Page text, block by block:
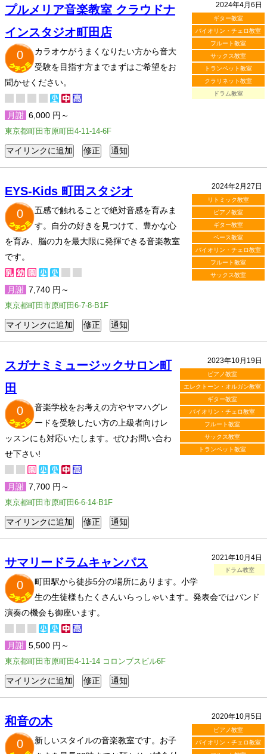
2024年4月6日
ギター教室
バイオリン・チェロ教室
フルート教室
サックス教室
トランペット教室
クラリネット教室
ドラム教室
プルメリア音楽教室 クラウドナ
インスタジオ町田店
0
カラオケがうまくなりたい方から音大
受験を目指す方までまずはご希望をお
聞かせください。
月謝 6,000 円～
東京都町田市原町田4-11-14-6F
2024年2月27日
リトミック教室
ピアノ教室
ギター教室
ベース教室
バイオリン・チェロ教室
フルート教室
サックス教室
EYS-Kids 町田スタジオ
0
五感で触れることで絶対音感を育みま
す。自分の好きを見つけて、豊かな心
を育み、脳の力を最大限に発揮できる音楽教室
です。
月謝 7,740 円～
東京都町田市原町田6-7-8-B1F
2023年10月19日
ピアノ教室
エレクトーン・オルガン教室
ギター教室
バイオリン・チェロ教室
フルート教室
サックス教室
トランペット教室
スガナミミュージックサロン町
田
0
音楽学校をお考えの方やヤマハグレ
ードを受験したい方の上級者向けレ
ッスンにも対応いたします。ぜひお問い合わ
せ下さい!
月謝 7,700 円～
東京都町田市原町田6-6-14-B1F
2021年10月4日
ドラム教室
サマリードラムキャンパス
0
町田駅から徒歩5分の場所にあります。小学
生の生徒様もたくさんいらっしゃいます。発表会ではバンド
演奏の機会も御座います。
月謝 5,500 円～
東京都町田市原町田4-11-14 コロンブスビル6F
2020年10月5日
ピアノ教室
バイオリン・チェロ教室
和音の木
0
新しいスタイルの音楽教室です。お子